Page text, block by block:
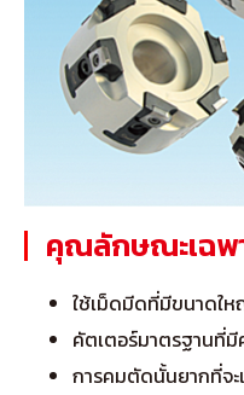
คุณลักษณะเฉพ
ใช้เม็ดมีดที่มีขนาดใ
คัตเตอร์มาตรฐานที่มี
การคมตัดนั้นยากที่จะ